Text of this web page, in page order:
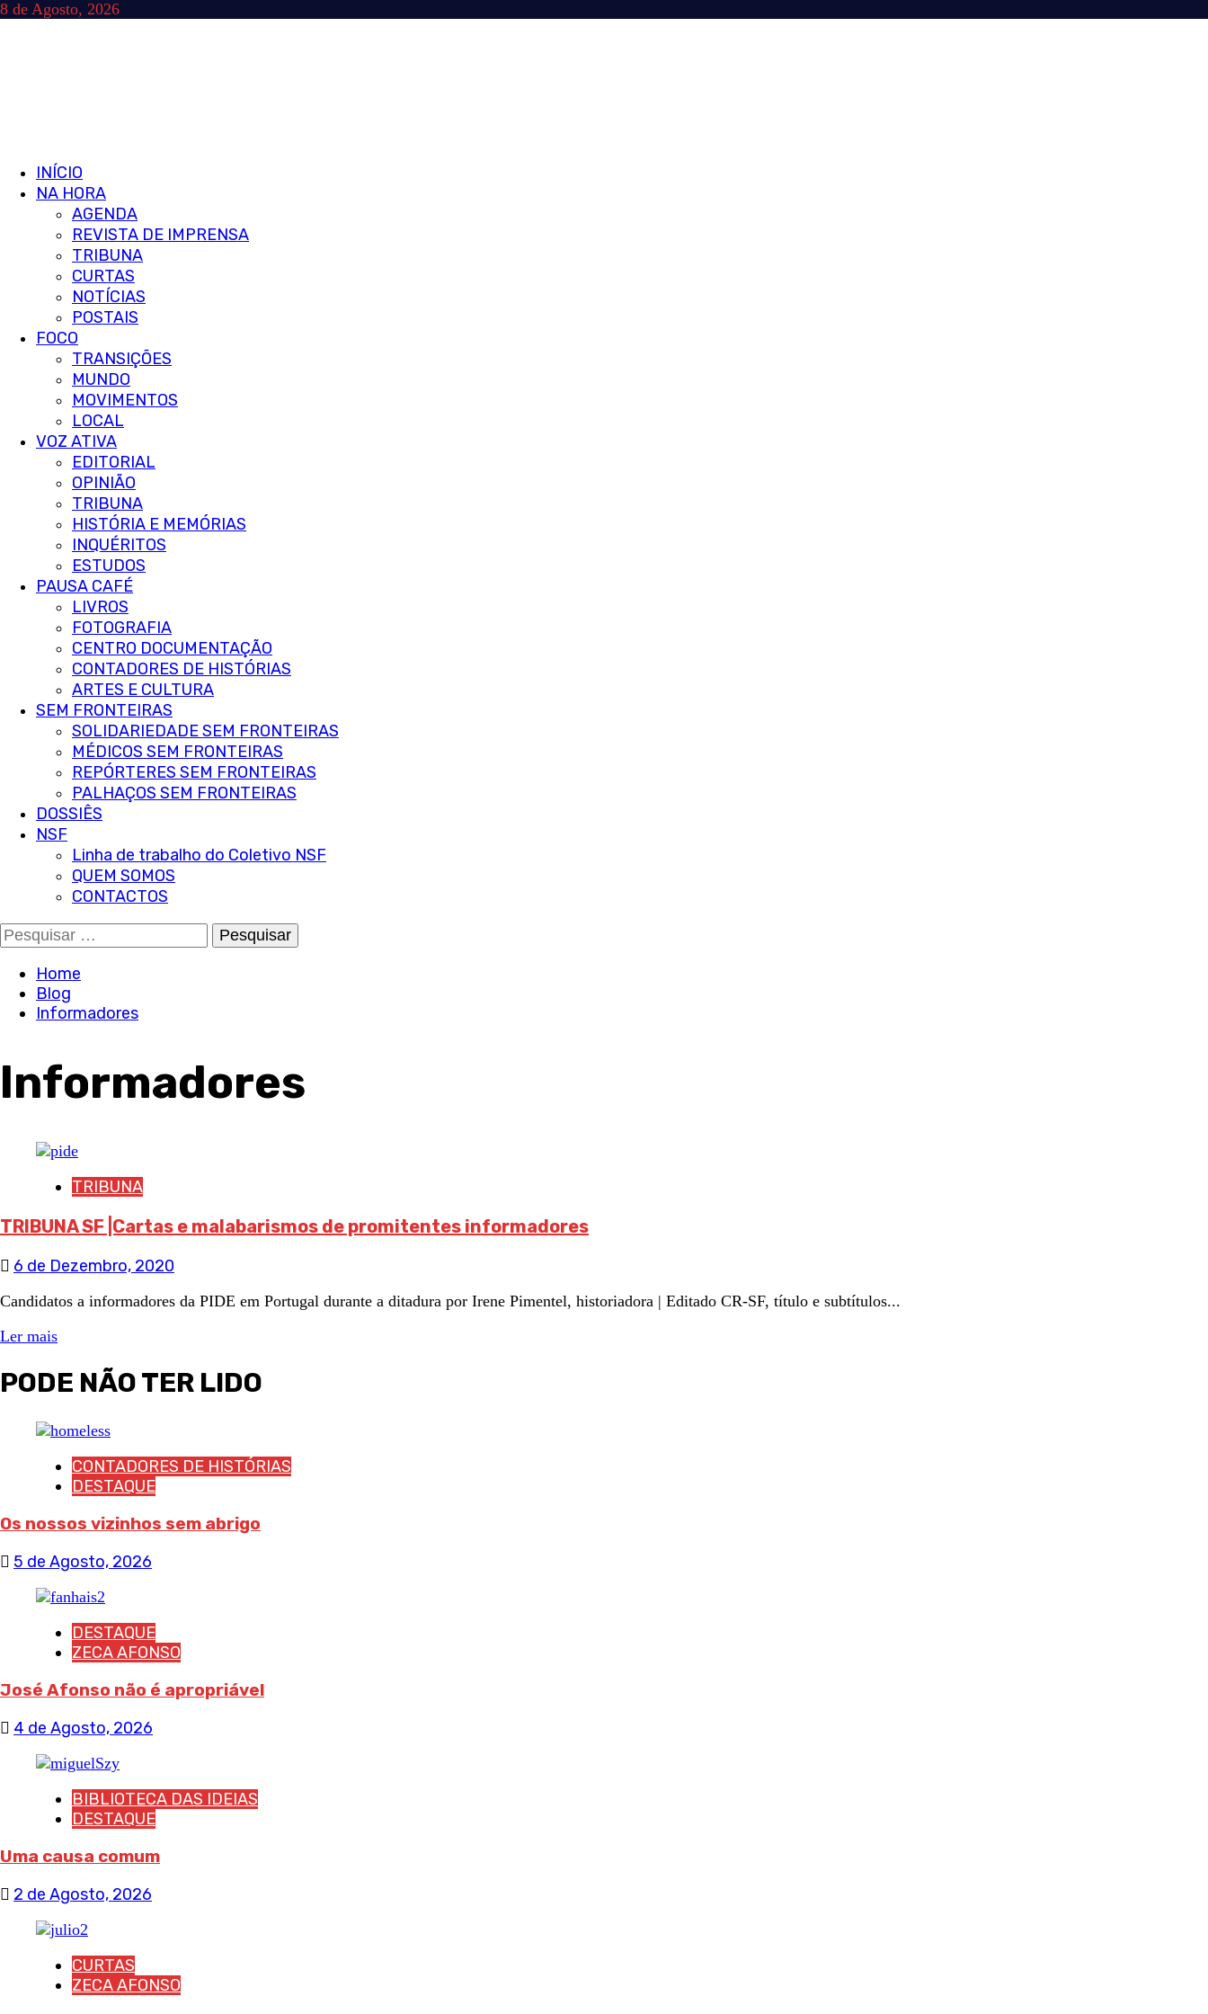
Skip
8 de Agosto, 2026
Primary
Menu
INÍCIO
NA HORA
AGENDA
REVISTA DE IMPRENSA
TRIBUNA
CURTAS
NOTÍCIAS
POSTAIS
FOCO
TRANSIÇÕES
MUNDO
MOVIMENTOS
LOCAL
VOZ ATIVA
EDITORIAL
OPINIÃO
TRIBUNA
HISTÓRIA E MEMÓRIAS
INQUÉRITOS
ESTUDOS
PAUSA CAFÉ
LIVROS
FOTOGRAFIA
CENTRO DOCUMENTAÇÃO
CONTADORES DE HISTÓRIAS
ARTES E CULTURA
SEM FRONTEIRAS
SOLIDARIEDADE SEM FRONTEIRAS
MÉDICOS SEM FRONTEIRAS
REPÓRTERES SEM FRONTEIRAS
PALHAÇOS SEM FRONTEIRAS
DOSSIÊS
NSF
Linha de trabalho do Coletivo NSF
QUEM SOMOS
CONTACTOS
Pesquisar
por:
Home
Blog
Informadores
Informadores
TRIBUNA
TRIBUNA SF |Cartas e malabarismos de promitentes informadores
6 de Dezembro, 2020
Candidatos a informadores da PIDE em Portugal durante a ditadura por Irene Pimentel, historiadora | Editado CR-SF, título e subtítulos...
Ler mais
PODE NÃO TER LIDO
CONTADORES DE HISTÓRIAS
DESTAQUE
Os nossos vizinhos sem abrigo
5 de Agosto, 2026
DESTAQUE
ZECA AFONSO
José Afonso não é apropriável
4 de Agosto, 2026
BIBLIOTECA DAS IDEIAS
DESTAQUE
Uma causa comum
2 de Agosto, 2026
CURTAS
ZECA AFONSO